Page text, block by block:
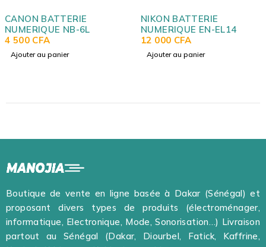
BATTERIE
NB-6L
CFA
au panier
NIKON BATTERIE
NUMERIQUE EN-EL14
12 000CFA
Ajouter au panier
Boutique de vente en ligne basée à Dakar (Sénégal) et
proposant divers types de produits (électroménager,
informatique, Electronique, Mode, Sonorisation…) Livraison
partout au Sénégal (Dakar, Diourbel, Fatick, Kaffrine,